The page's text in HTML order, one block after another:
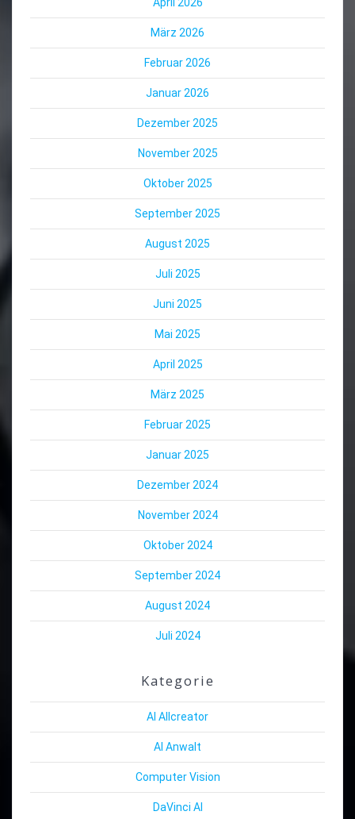
März 2026
Februar 2026
Januar 2026
Dezember 2025
November 2025
Oktober 2025
September 2025
August 2025
Juli 2025
Juni 2025
Mai 2025
April 2025
März 2025
Februar 2025
Januar 2025
Dezember 2024
November 2024
Oktober 2024
September 2024
August 2024
Juli 2024
Kategorie
AI Allcreator
AI Anwalt
Computer Vision
DaVinci AI